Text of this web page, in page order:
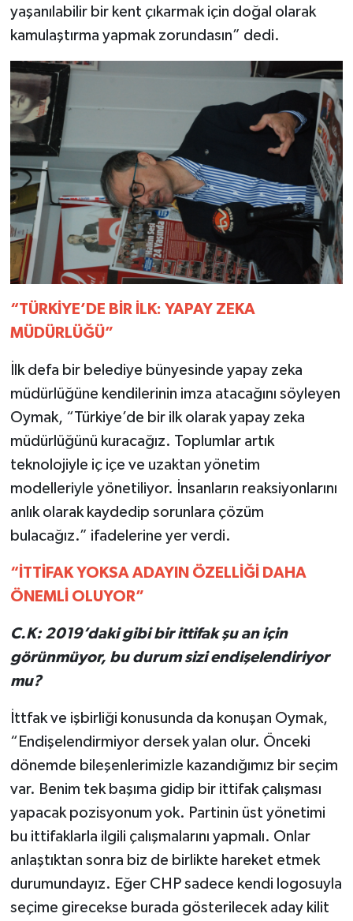
yaşanılabilir bir kent çıkarmak için doğal olarak
kamulaştırma yapmak zorundasın” dedi.
“TÜRKİYE’DE BİR İLK: YAPAY ZEKA
MÜDÜRLÜĞÜ”
İlk defa bir belediye bünyesinde yapay zeka
müdürlüğüne kendilerinin imza atacağını söyleyen
Oymak, “Türkiye’de bir ilk olarak yapay zeka
müdürlüğünü kuracağız. Toplumlar artık
teknolojiyle iç içe ve uzaktan yönetim
modelleriyle yönetiliyor. İnsanların reaksiyonlarını
anlık olarak kaydedip sorunlara çözüm
bulacağız.” ifadelerine yer verdi.
“İTTİFAK YOKSA ADAYIN ÖZELLİĞİ DAHA
ÖNEMLİ OLUYOR”
C.K: 2019’daki gibi bir ittifak şu an için
görünmüyor, bu durum sizi endişelendiriyor
mu?
İttfak ve işbirliği konusunda da konuşan Oymak,
“Endişelendirmiyor dersek yalan olur. Önceki
dönemde bileşenlerimizle kazandığımız bir seçim
var. Benim tek başıma gidip bir ittifak çalışması
yapacak pozisyonum yok. Partinin üst yönetimi
bu ittifaklarla ilgili çalışmalarını yapmalı. Onlar
anlaştıktan sonra biz de birlikte hareket etmek
durumundayız. Eğer CHP sadece kendi logosuyla
seçime girecekse burada gösterilecek aday kilit